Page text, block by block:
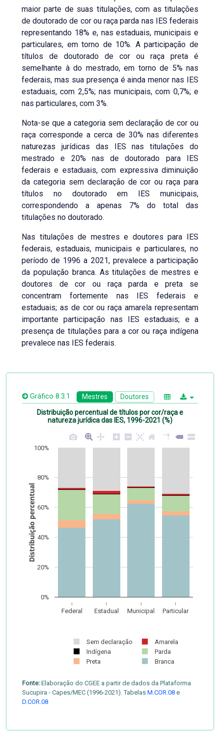
maior parte de suas titulações, com as titulações
de doutorado de cor ou raça parda nas IES federais
representando 18% e, nas estaduais, municipais e
particulares, em torno de 10%. A participação de
títulos de doutorado de cor ou raça preta é
semelhante à do mestrado, em torno de 5% nas
federais, mas sua presença é ainda menor nas IES
estaduais, com 2,5%; nas municipais, com 0,7%; e
nas particulares, com 3%.
Nota-se que a categoria sem declaração de cor ou
raça corresponde a cerca de 30% nas diferentes
naturezas jurídicas das IES nas titulações do
mestrado e 20% nas de doutorado para IES
federais e estaduais, com expressiva diminuição
da categoria sem declaração de cor ou raça para
títulos no doutorado em IES municipais,
correspondendo a apenas 7% do total das
titulações no doutorado.
Nas titulações de mestres e doutores para IES
federais, estaduais, municipais e particulares, no
período de 1996 a 2021, prevalece a participação
da população branca. As titulações de mestres e
doutores de cor ou raça parda e preta se
concentram fortemente nas IES federais e
estaduais; as de cor ou raça amarela representam
importante participação nas IES estaduais; e a
presença de titulações para a cor ou raça indígena
prevalece nas IES federais.
Gráfico 8.3.1 Mestres Doutores
Distribuição percentual de títulos por cor/raça e
natureza jurídica das IES, 1996-2021 (%)
Federal Estadual Municipal Particular
0%
20%
40%
60%
80%
100%
Sem declaração
Amarela
Indígena
Parda
Preta
Branca
Distribuição percentual
Fonte: Elaboração do CGEE a partir de dados da Plataforma
Sucupira - Capes/MEC (1996-2021). Tabelas M.COR.08 e
D.COR.08